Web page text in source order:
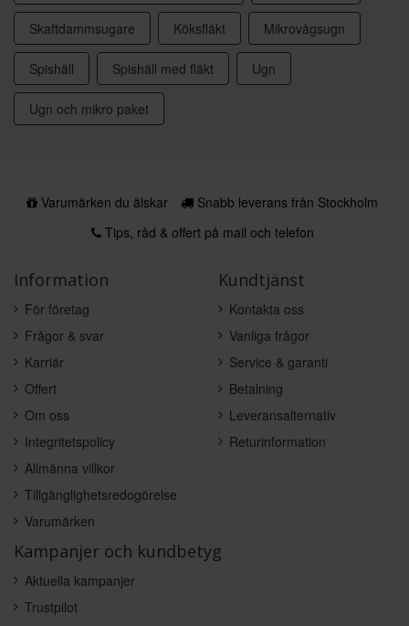
Skaftdammsugare Köksfläkt Mikrovågsugn
Spishäll Spishäll med fläkt Ugn
Ugn och mikro paket
Varumärken du älskar
Snabb leverans från Stockholm
Tips, råd & offert på mail och telefon
Information
För företag
Frågor & svar
Karriär
Offert
Om oss
Integritetspolicy
Allmänna villkor
Tillgänglighetsredogörelse
Varumärken
Kundtjänst
Kontakta oss
Vanliga frågor
Service & garanti
Betalning
Leveransalternativ
Returinformation
Kampanjer och kundbetyg
Aktuella kampanjer
Trustpilot